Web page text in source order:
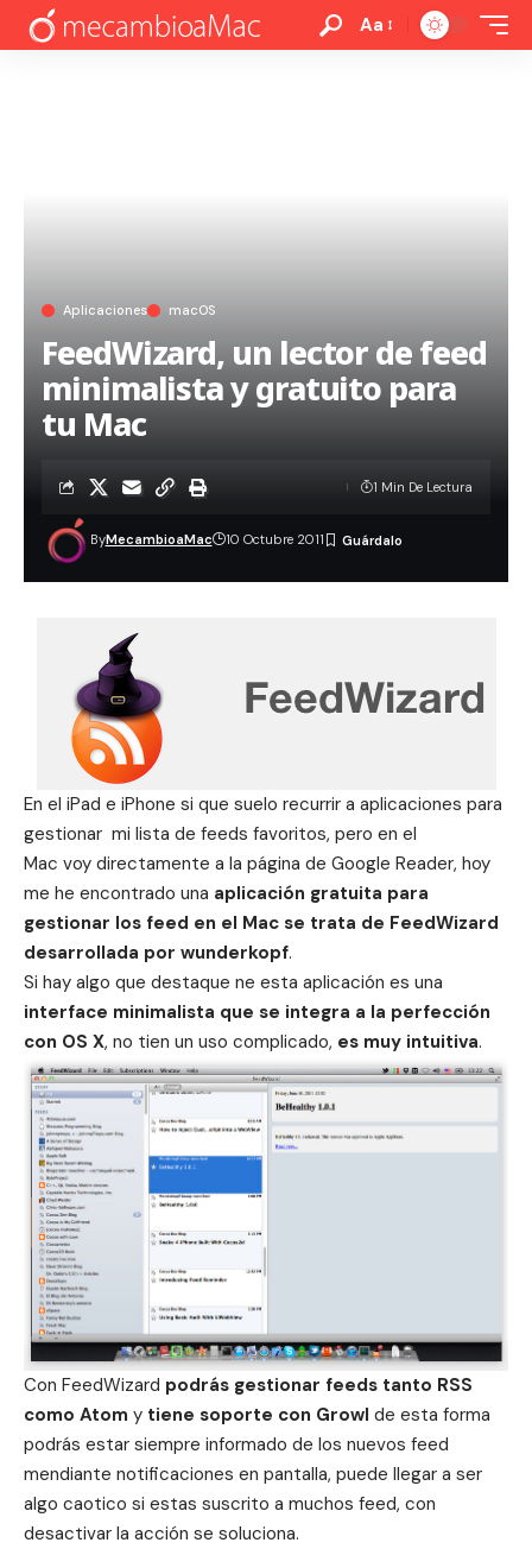
Aa
Aplicaciones macOS
FeedWizard, un lector de feed
minimalista y gratuito para
tu Mac
ByMecambioaMac 10 Octubre 2011
1 Min De Lectura
En el iPad e iPhone si que suelo recurrir a aplicaciones para
gestionar mi lista de feeds favoritos, pero en el
Mac voy directamente a la página de Google Reader, hoy
me he encontrado una aplicación gratuita para
gestionar los feed en el Mac se trata de FeedWizard
desarrollada por wunderkopf.
Si hay algo que destaque ne esta aplicación es una
interface minimalista que se integra a la perfección
con OS X, no tien un uso complicado, es muy intuitiva.
Con FeedWizard podrás gestionar feeds tanto RSS
como Atom y tiene soporte con Growl de esta forma
podrás estar siempre informado de los nuevos feed
mendiante notificaciones en pantalla, puede llegar a ser
algo caotico si estas suscrito a muchos feed, con
desactivar la acción se soluciona.